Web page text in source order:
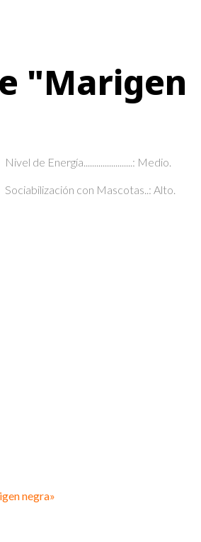
"Marigen
Nivel de Energía.......................: Medio.
Sociabilización con Mascotas..: Alto.
negra»